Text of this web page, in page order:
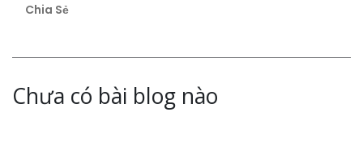
Chia Sẻ
Chưa có bài blog nào